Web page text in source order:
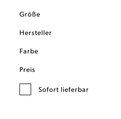
Größe
Hersteller
Farbe
Preis
Sofort lieferbar